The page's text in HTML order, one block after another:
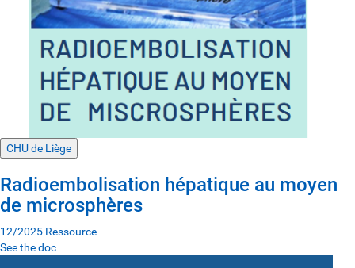
CHU de Liège
Radioembolisation hépatique au moyen
de microsphères
12/2025 Ressource
See the doc